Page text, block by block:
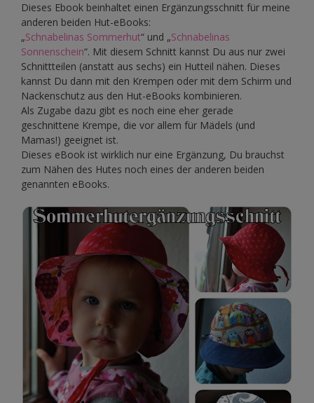
Dieses Ebook beinhaltet einen Ergänzungsschnitt für meine
anderen beiden Hut-eBooks:
„Schnabelinas Sommerhut“ und „Schnabelinas
Sonnenschein“. Mit diesem Schnitt kannst Du aus nur zwei
Schnittteilen (anstatt aus sechs) ein Hutteil nähen. Dieses
kannst Du dann mit den Krempen oder mit dem Schirm und
Nackenschutz aus den Hut-eBooks kombinieren.
Als Zugabe dazu gibt es noch eine eher gerade
geschnittene Krempe, die vor allem für Mädels (und
Mamas!) geeignet ist.
Dieses eBook ist wirklich nur eine Ergänzung, Du brauchst
zum Nähen des Hutes noch eines der anderen beiden
genannten eBooks.